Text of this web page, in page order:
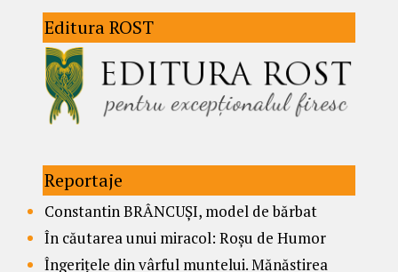
Editura ROST
Reportaje
Constantin BRÂNCUȘI, model de bărbat
În căutarea unui miracol: Roșu de Humor
Îngerițele din vârful muntelui. Mănăstirea